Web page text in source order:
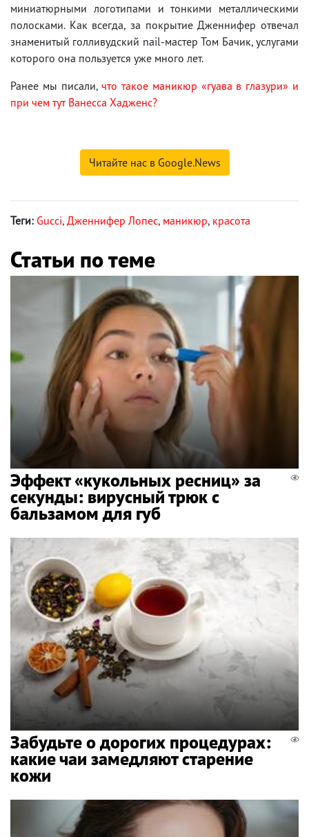
миниатюрными логотипами и тонкими металлическими
полосками. Как всегда, за покрытие Дженнифер отвечал
знаменитый голливудский nail-мастер Том Бачик, услугами
которого она пользуется уже много лет.
Ранее мы писали,что такое маникюр «гуава в глазури» и
при чем тут Ванесса Хадженс?
Читайте нас в Google.News
Теги: Gucci, Дженнифер Лопес, маникюр, красота
Статьи по теме
Эффект «кукольных ресниц» за
секунды: вирусный трюк с
бальзамом для губ
Забудьте о дорогих процедурах:
какие чаи замедляют старение
кожи